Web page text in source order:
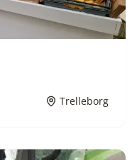
Trelleborg